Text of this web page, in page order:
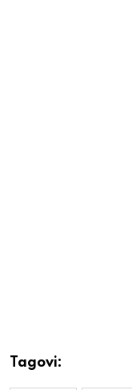
Tagovi: